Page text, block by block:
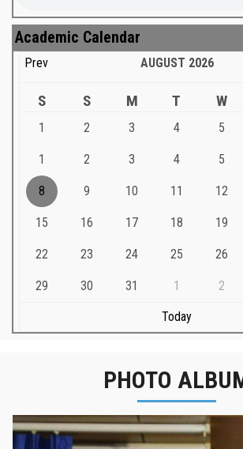
Academic Calendar
Prev AUGUST 2026
S S M T W
1 2 3 4 5
1 2 3 4 5
8 9 10 11 12
15 16 17 18 19
22 23 24 25 26
29 30 31 1 2
Today
PHOTO